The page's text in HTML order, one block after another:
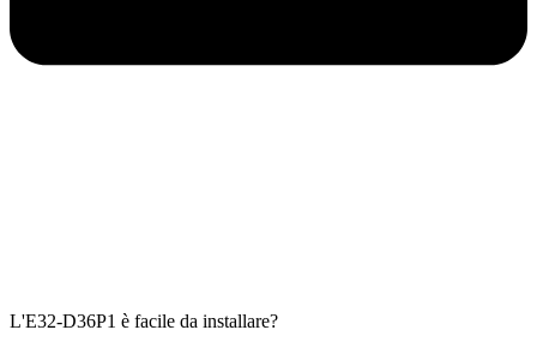
L'E32-D36P1 è facile da installare?